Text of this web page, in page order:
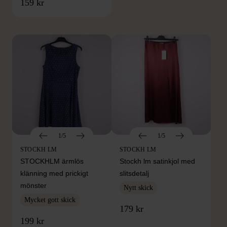
159 kr
1/5
STOCKH LM
STOCKHLM ärmlös
klänning med prickigt
mönster
Mycket gott skick
199 kr
1/5
STOCKH LM
Stockh lm satinkjol med
slitsdetalj
Nytt skick
179 kr